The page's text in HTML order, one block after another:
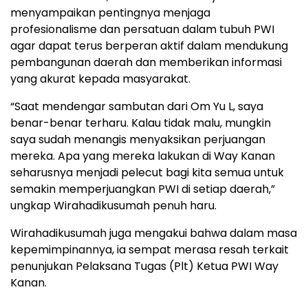
menyampaikan pentingnya menjaga
profesionalisme dan persatuan dalam tubuh PWI
agar dapat terus berperan aktif dalam mendukung
pembangunan daerah dan memberikan informasi
yang akurat kepada masyarakat.
“Saat mendengar sambutan dari Om Yu L, saya
benar-benar terharu. Kalau tidak malu, mungkin
saya sudah menangis menyaksikan perjuangan
mereka. Apa yang mereka lakukan di Way Kanan
seharusnya menjadi pelecut bagi kita semua untuk
semakin memperjuangkan PWI di setiap daerah,”
ungkap Wirahadikusumah penuh haru.
Wirahadikusumah juga mengakui bahwa dalam masa
kepemimpinannya, ia sempat merasa resah terkait
penunjukan Pelaksana Tugas (Plt) Ketua PWI Way
Kanan.